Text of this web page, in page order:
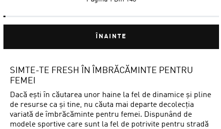
ÎNAINTE
SIMTE-TE FRESH ÎN ÎMBRĂCĂMINTE PENTRU
FEMEI
Dacă ești în căutarea unor haine la fel de dinamice și pline
de resurse ca și tine, nu căuta mai departe decolecția
variată de îmbrăcăminte pentru femei. Dispunând de
modele sportive care sunt la fel de potrivite pentru stradă